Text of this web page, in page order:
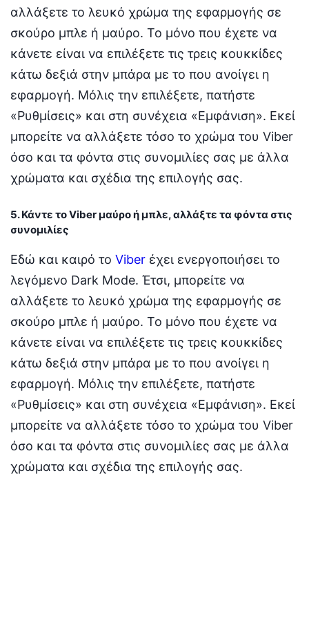
αλλάξετε το λευκό χρώμα της εφαρμογής σε
σκούρο μπλε ή μαύρο. Το μόνο που έχετε να
κάνετε είναι να επιλέξετε τις τρεις κουκκίδες
κάτω δεξιά στην μπάρα με το που ανοίγει η
εφαρμογή. Μόλις την επιλέξετε, πατήστε
«Ρυθμίσεις» και στη συνέχεια «Εμφάνιση». Εκεί
μπορείτε να αλλάξετε τόσο το χρώμα του Viber
όσο και τα φόντα στις συνομιλίες σας με άλλα
χρώματα και σχέδια της επιλογής σας.
5. Κάντε το Viber μαύρο ή μπλε, αλλάξτε τα φόντα στις
συνομιλίες
Εδώ και καιρό το Viber έχει ενεργοποιήσει το
λεγόμενο Dark Mode. Έτσι, μπορείτε να
αλλάξετε το λευκό χρώμα της εφαρμογής σε
σκούρο μπλε ή μαύρο. Το μόνο που έχετε να
κάνετε είναι να επιλέξετε τις τρεις κουκκίδες
κάτω δεξιά στην μπάρα με το που ανοίγει η
εφαρμογή. Μόλις την επιλέξετε, πατήστε
«Ρυθμίσεις» και στη συνέχεια «Εμφάνιση». Εκεί
μπορείτε να αλλάξετε τόσο το χρώμα του Viber
όσο και τα φόντα στις συνομιλίες σας με άλλα
χρώματα και σχέδια της επιλογής σας.